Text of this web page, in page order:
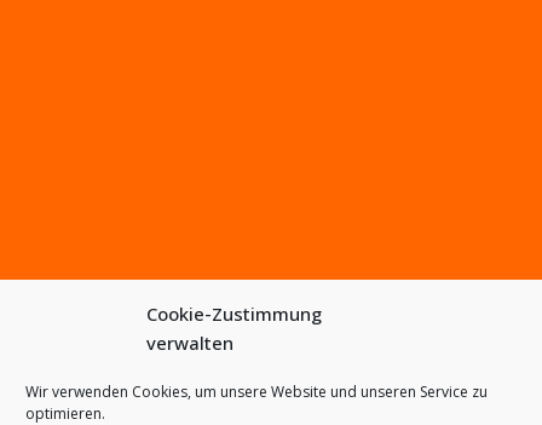
Cookie-Zustimmung
verwalten
Wir verwenden Cookies, um unsere Website und unseren Service zu
optimieren.